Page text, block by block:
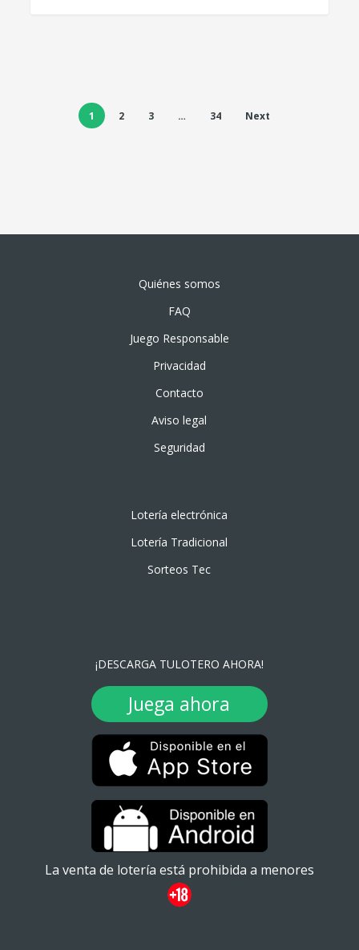
1 2 3 … 34 Next
Quiénes somos
FAQ
Juego Responsable
Privacidad
Contacto
Aviso legal
Seguridad
Lotería electrónica
Lotería Tradicional
Sorteos Tec
¡DESCARGA TULOTERO AHORA!
Juega ahora
La venta de lotería está prohibida a menores